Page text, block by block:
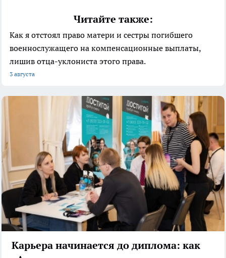
Читайте также:
Как я отстоял право матери и сестры погибшего
военнослужащего на компенсационные выплаты,
лишив отца-уклониста этого права.
3 августа
Карьера начинается до диплома: как